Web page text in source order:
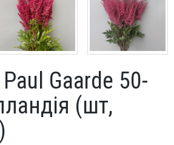
Gaarde 50-
(шт,